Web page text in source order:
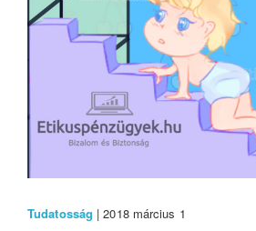
Tudatosság | 2018 március 1